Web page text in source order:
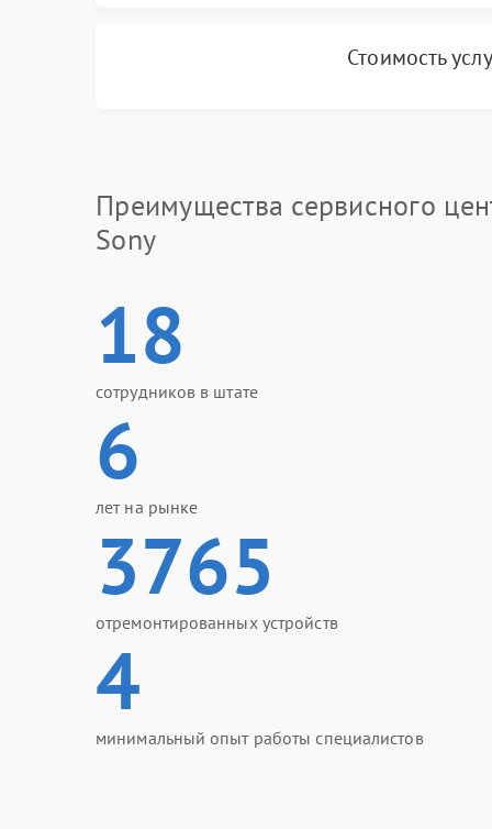
Стоимость
Преимущества сервисного
Sony
18
сотрудников в штате
6
лет на рынке
3765
отремонтированных устройств
4
минимальный опыт работы специалистов